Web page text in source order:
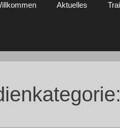
Aktuelles